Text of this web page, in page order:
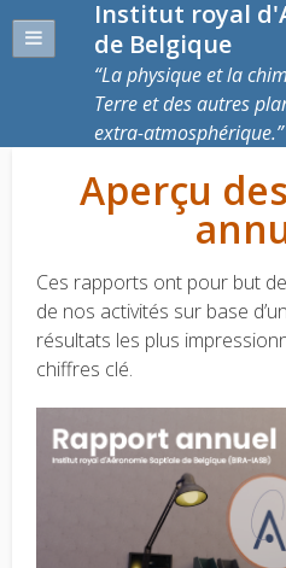
Institut royal
de Belgique
La physique et la
Terre et des autres
extra-atmosphérique.
Aperçu
Ces rapports ont pour but
de nos activités sur base
résultats les plus
chiffres clé.